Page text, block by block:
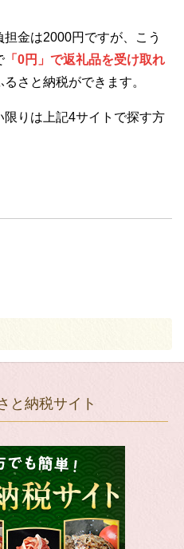
金は2000円ですが、こう
「0円」で返礼品を受け取れ
さと納税ができます。
りは上記4サイトで探す方
と納税サイト